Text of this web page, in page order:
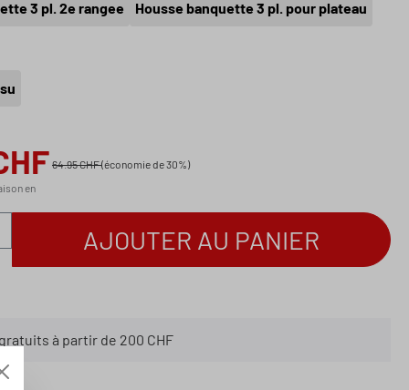
3 pl. 2e rangee Housse banquette 3 pl. pour plateau
64.95 CHF(économie de 30%)
en
produit : Entrez la quantité souhaitée
AJOUTER AU PANIER
à partir de 200 CHF